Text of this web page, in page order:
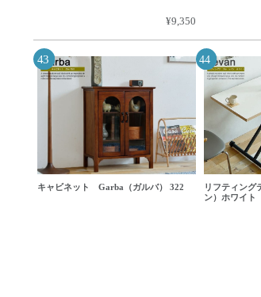
¥9,350
キャビネット Garba（ガルバ） 322
リフティン
ン）ホワイト